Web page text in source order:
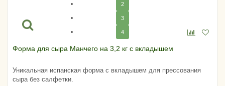
2
3
4
Форма для сыра Манчего на 3,2 кг с вкладышем
Уникальная испанская форма с вкладышем для прессования
сыра без салфетки.